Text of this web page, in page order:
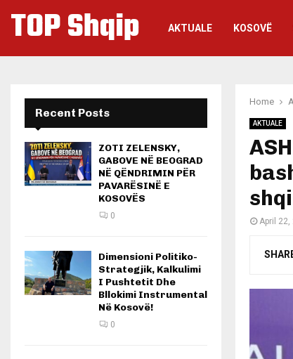
TOP Shqip AKTUALE KOSOVË
Home
AKTUALE
April 22,
Recent Posts
ZOTI ZELENSKY,
GABOVE NË BEOGRAD
NË QËNDRIMIN PËR
PAVARËSINË E
KOSOVËS
0
Dimensioni Politiko-
Strategjik, Kalkulimi
I Pushtetit Dhe
Bllokimi Instrumental
Në Kosovë!
0